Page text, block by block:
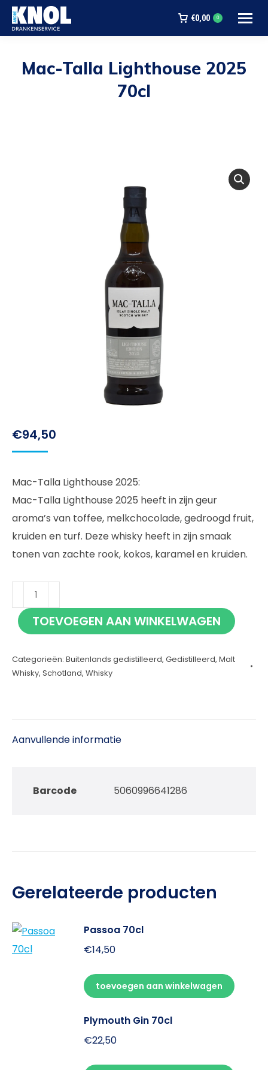
€0,00 0
Mac-Talla Lighthouse 2025
70cl
€94,50
Mac-Talla Lighthouse 2025:
Mac-Talla Lighthouse 2025 heeft in zijn geur
aroma’s van toffee, melkchocolade, gedroogd fruit,
kruiden en turf. Deze whisky heeft in zijn smaak
tonen van zachte rook, kokos, karamel en kruiden.
Mac-
Talla
Lighthouse
70cl
aantal
TOEVOEGEN AAN WINKELWAGEN
Categorieën: Buitenlands gedistilleerd, Gedistilleerd, Malt
Whisky, Schotland, Whisky
Aanvullende informatie
Barcode 5060996641286
Gerelateerde producten
Passoa 70cl
€14,50
toevoegen aan winkelwagen
Plymouth Gin 70cl
€22,50